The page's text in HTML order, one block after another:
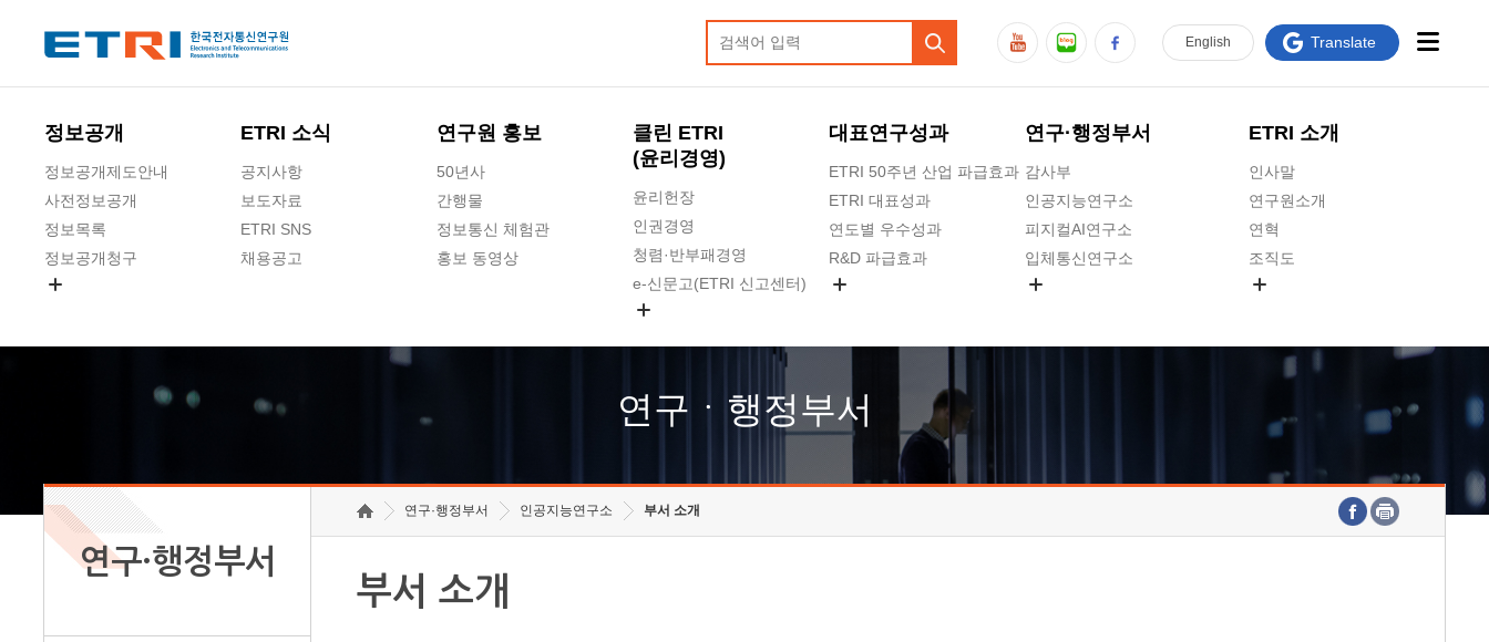
정보공개
정보공개제도안내
사전정보공개
정보목록
정보공개청구
ETRI 소식
공지사항
보도자료
ETRI SNS
채용공고
연구원 홍보
50년사
간행물
정보통신 체험관
홍보 동영상
클린 ETRI
(윤리경영)
윤리헌장
인권경영
청렴·반부패경영
e-신문고(ETRI 신고센터)
고객의소리
수의계약 현황
대표연구성과
ETRI 50주년 산업 파급효과
ETRI 대표성과
연도별 우수성과
R&D 파급효과
연구·행정부서
감사부
인공지능연구소
피지컬AI연구소
입체통신연구소
호남권연구본부
기획본부
ETRI 소개
인사말
연구원소개
연혁
조직도
연구원 고객헌장
주요업무연락처
English Translate
연구ㆍ행정부서
연구·행정부서
연구·행정부서 인공지능연구소 부서 소개
부서 소개